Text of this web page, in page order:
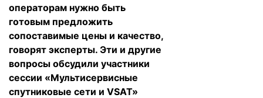
операторам нужно быть
готовым предложить
сопоставимые цены и качество,
говорят эксперты. Эти и другие
вопросы обсудили участники
сессии «Мультисервисные
спутниковые сети и VSAT»